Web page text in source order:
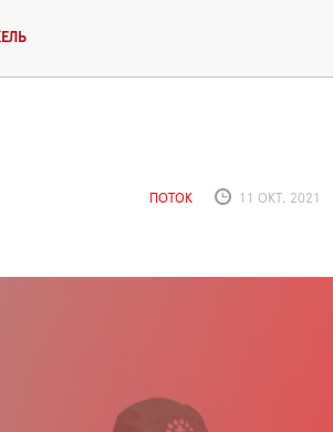
ПОТОК 11 ОКТ. 2021